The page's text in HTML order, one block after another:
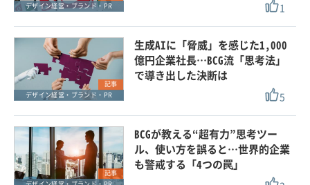
デザイン経営・ブランド・PR
1
記事
デザイン経営・ブランド・PR
生成AIに「脅威」を感じた1,000
億円企業社長…BCG流「思考法」
で導き出した決断は
5
記事
BCGが教える“超有力”思考ツー
ル、使い方を誤ると…世界的企業
も警戒する「4つの罠」